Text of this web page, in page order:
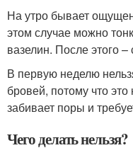
На утро бывает
этом случае можно
вазелин. После этого
В первую неделю
бровей, потому что
забивает поры и
Чего делать нельзя?